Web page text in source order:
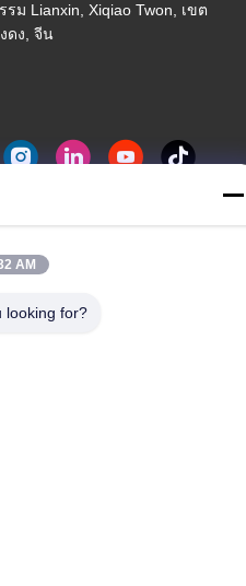
ม Lianxin, Xiqiao Twon, เขต
ดง, จีน
จําหน่าย.ลิขสิทธิ์ -2026 Foshan
AM
looking for?